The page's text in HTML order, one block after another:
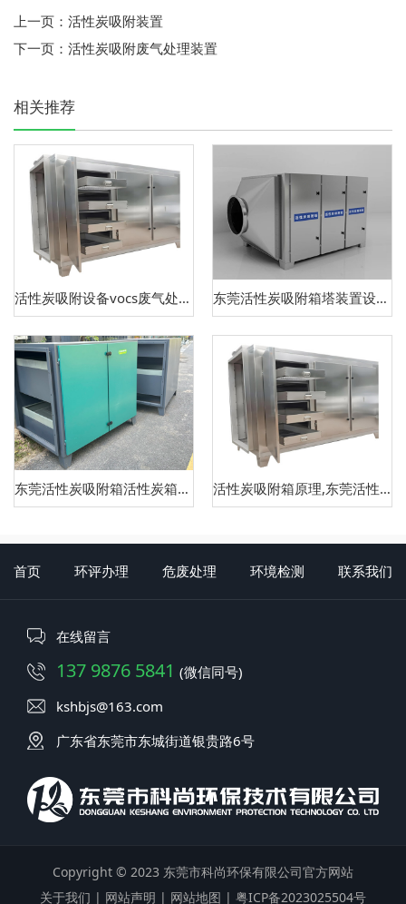
上一页： 活性炭吸附装置
下一页： 活性炭吸附废气处理装置
相关推荐
活性炭吸附设备vocs废气处理设备 东莞活性炭吸附箱塔装置设备介绍
东莞活性炭吸附箱活性炭箱定制设备 活性炭吸附箱原理,东莞活性炭箱设备
首页 环评办理 危废处理 环境检测 联系我们
在线留言
137 9876 5841 (微信同号)
kshbjs@163.com
广东省东莞市东城街道银贵路6号
Copyright © 2023 东莞市科尚环保有限公司官方网站
关于我们 | 网站声明 | 网站地图 | 粤ICP备2023025504号